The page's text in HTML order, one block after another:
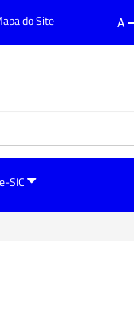
A
do Site
SIC